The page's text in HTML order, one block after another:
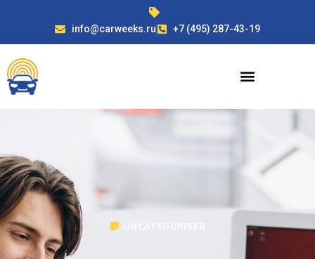
info@carweeks.ru +7 (495) 287-43-19